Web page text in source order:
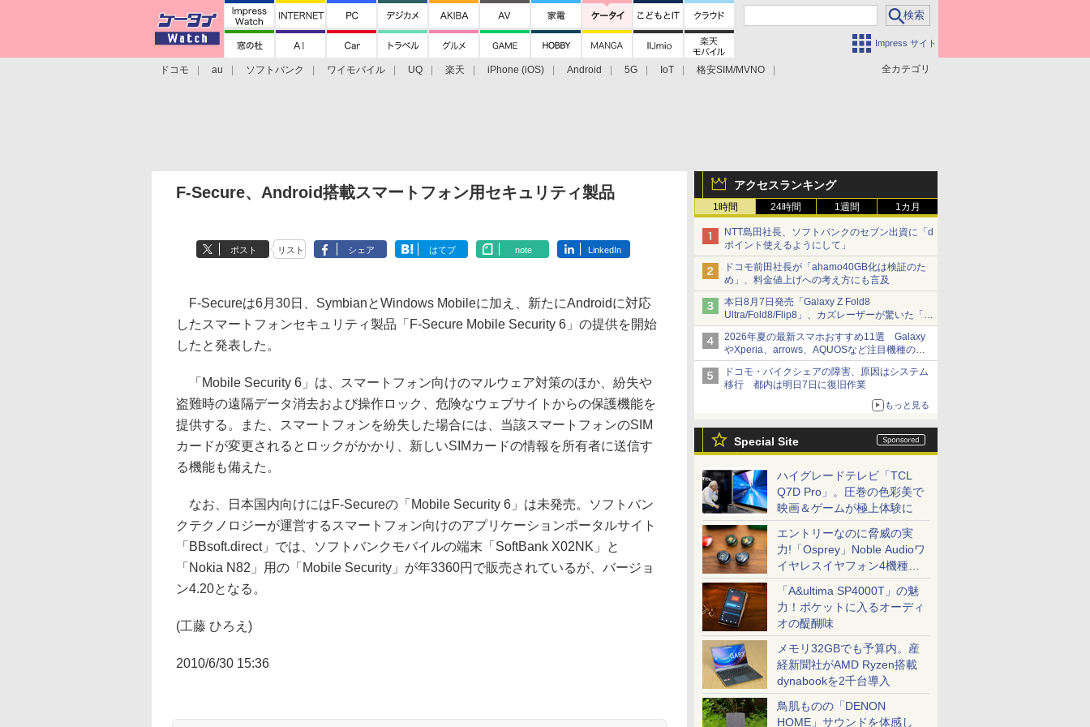
Impress サイト
全カテゴリ
ドコモ au ソフトバンク ワイモバイル UQ 楽天 iPhone (iOS) Android 5G IoT
格安SIM/MVNO
アクセスランキング
1時間 24時間 1週間 1カ月
NTT島田社長、ソフトバンクのセブン出資に「d
ポイント使えるようにして」
ドコモ前田社長が「ahamo40GB化は検証のた
め」、料金値上げへの考え方にも言及
本日8月7日発売「Galaxy Z Fold8
Ultra/Fold8/Flip8」、カズレーザーが驚いた「そ
ば屋のメニュー並みの薄さ」
2026年夏の最新スマホおすすめ11選 Galaxy
やXperia、arrows、AQUOSなど注目機種の特
徴は
ドコモ・バイクシェアの障害、原因はシステム
移行 都内は明日7日に復旧作業
もっと見る
Special Site
ハイグレードテレビ「TCL
Q7D Pro」。圧巻の色彩美で
映画＆ゲームが極上体験に
エントリーなのに脅威の実
力!「Osprey」Noble Audioワ
イヤレスイヤフォン4機種を
一気に聴く
「A&ultima SP4000T」の魅
力！ポケットに入るオーディ
オの醍醐味
メモリ32GBでも予算内。産
経新聞社がAMD Ryzen搭載
dynabookを2千台導入
鳥肌ものの「DENON
HOME」サウンドを体感し
F-Secure、Android搭載スマートフォン用セキュリティ製品
ポスト リスト シェア はてブ note LinkedIn
F-Secureは6月30日、SymbianとWindows Mobileに加え、新たにAndroidに対応
したスマートフォンセキュリティ製品「F-Secure Mobile Security 6」の提供を開始
したと発表した。
「Mobile Security 6」は、スマートフォン向けのマルウェア対策のほか、紛失や
盗難時の遠隔データ消去および操作ロック、危険なウェブサイトからの保護機能を
提供する。また、スマートフォンを紛失した場合には、当該スマートフォンのSIM
カードが変更されるとロックがかかり、新しいSIMカードの情報を所有者に送信す
る機能も備えた。
なお、日本国内向けにはF-Secureの「Mobile Security 6」は未発売。ソフトバン
クテクノロジーが運営するスマートフォン向けのアプリケーションポータルサイト
「BBsoft.direct」では、ソフトバンクモバイルの端末「SoftBank X02NK」と
「Nokia N82」用の「Mobile Security」が年3360円で販売されているが、バージョ
ン4.20となる。
(工藤 ひろえ)
2010/6/30 15:36